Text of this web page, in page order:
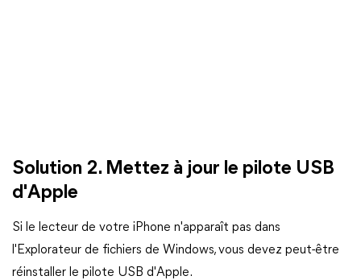
Solution 2. Mettez à jour le pilote USB
d'Apple
Si le lecteur de votre iPhone n'apparaît pas dans
l'Explorateur de fichiers de Windows, vous devez peut-être
réinstaller le pilote USB d'Apple.